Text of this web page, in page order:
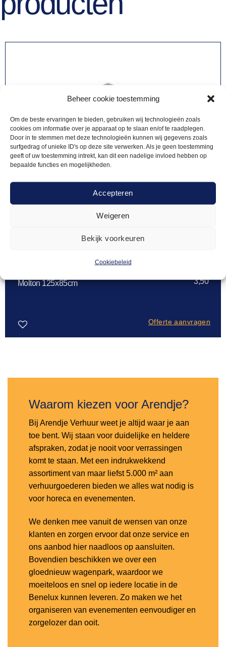
Beheer cookie toestemming
Om de beste ervaringen te bieden, gebruiken wij technologieën zoals
cookies om informatie over je apparaat op te slaan en/of te raadplegen.
Door in te stemmen met deze technologieën kunnen wij gegevens zoals
surfgedrag of unieke ID's op deze site verwerken. Als je geen toestemming
geeft of uw toestemming intrekt, kan dit een nadelige invloed hebben op
bepaalde functies en mogelijkheden.
Accepteren
Weigeren
Bekijk voorkeuren
Cookiebeleid
Molton 125x85cm 3,50
Offerte aanvragen
Waarom kiezen voor Arendje?
Bij Arendje Verhuur weet je altijd waar je aan
toe bent. Wij staan voor duidelijke en heldere
afspraken, zodat je nooit voor verrassingen
komt te staan. Met een indrukwekkend
assortiment van maar liefst 5.000 m² aan
verhuurgoederen bieden we alles wat nodig is
voor horeca en evenementen.
We denken mee vanuit de wensen van onze
klanten en zorgen ervoor dat onze service en
ons aanbod hier naadloos op aansluiten.
Bovendien beschikken we over een
gloednieuw wagenpark, waardoor we
moeiteloos en snel op iedere locatie in de
Benelux kunnen leveren. Zo maken we het
organiseren van evenementen eenvoudiger en
zorgelozer dan ooit.